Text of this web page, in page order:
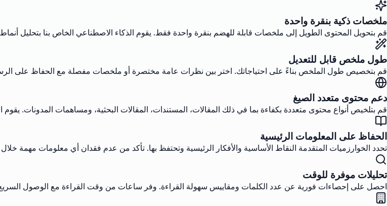
ملخصات ذكية بنقرة واحدة
قم بتحويل المحتوى الطويل إلى ملخصات قابلة للهضم بنقرة واحدة فقط. يقوم الذكاء الاصطناعي الخاص بنا بتحليل
طول ملخص قابل للتعديل
قم بتخصيص طول الملخص بناءً على احتياجاتك. اختر بين نظرات عامة مختصرة أو ملخصات مفصلة مع الحفاظ على
دعم محتوى متعدد الصيغ
قم بتلخيص أنواع محتوى متعددة بكفاءة بما في ذلك المقالات، المستندات، المقالات البحثية، ومساهمات المدونات. يقوم
الحفاظ على المعلومات الرئيسية
تحدد الخوارزميات المتقدمة النقاط الأساسية والأفكار الرئيسية وتحتفظ بها. تأكد من عدم فقدان أي معلومات مهمة
تحليلات موفرة للوقت
احصل على إحصاءات فورية عن عدد الكلمات ومقاييس سهولة القراءة. وفر ساعات من وقت القراءة مع الوصول السريع